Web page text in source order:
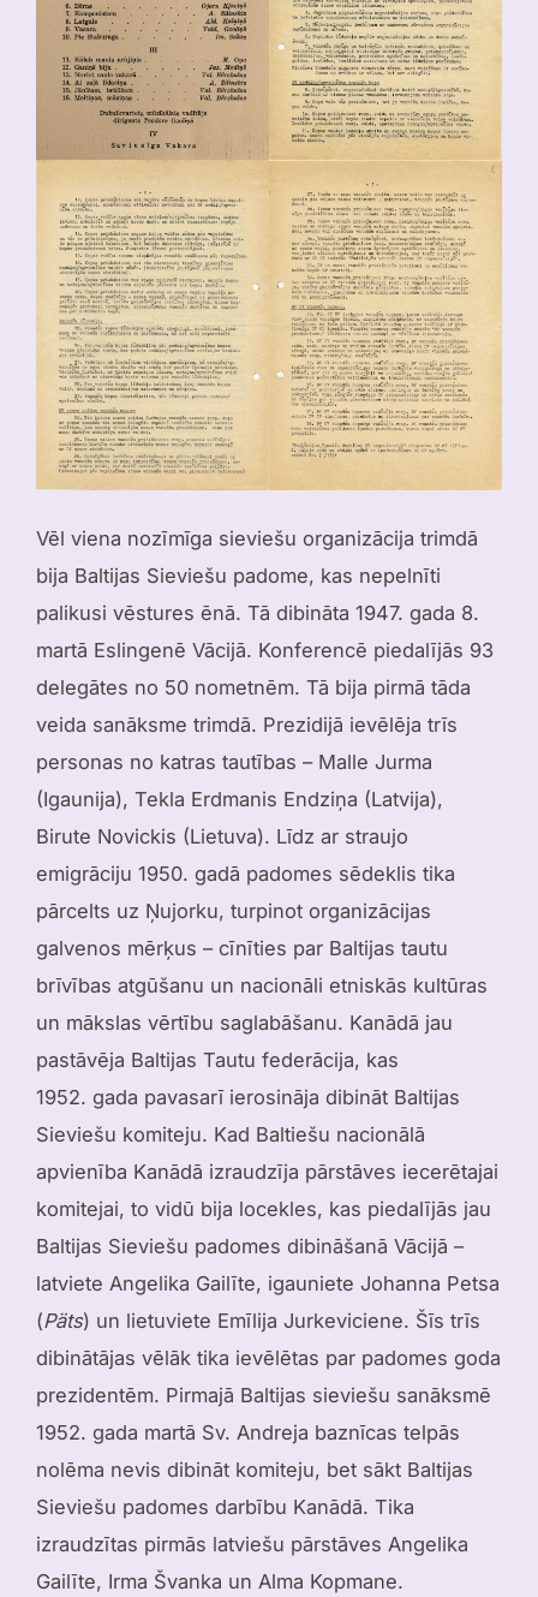
Vēl viena nozīmīga sieviešu organizācija trimdā
bija Baltijas Sieviešu padome, kas nepelnīti
palikusi vēstures ēnā. Tā dibināta 1947. gada 8.
martā Eslingenē Vācijā. Konferencē piedalījās 93
delegātes no 50 nometnēm. Tā bija pirmā tāda
veida sanāksme trimdā. Prezidijā ievēlēja trīs
personas no katras tautības – Malle Jurma
(Igaunija), Tekla Erdmanis Endziņa (Latvija),
Birute Novickis (Lietuva). Līdz ar straujo
emigrāciju 1950. gadā padomes sēdeklis tika
pārcelts uz Ņujorku, turpinot organizācijas
galvenos mērķus – cīnīties par Baltijas tautu
brīvības atgūšanu un nacionāli etniskās kultūras
un mākslas vērtību saglabāšanu. Kanādā jau
pastāvēja Baltijas Tautu federācija, kas
1952. gada pavasarī ierosināja dibināt Baltijas
Sieviešu komiteju. Kad Baltiešu nacionālā
apvienība Kanādā izraudzīja pārstāves iecerētajai
komitejai, to vidū bija locekles, kas piedalījās jau
Baltijas Sieviešu padomes dibināšanā Vācijā –
latviete Angelika Gailīte, igauniete Johanna Petsa
(Päts) un lietuviete Emīlija Jurkeviciene. Šīs trīs
dibinātājas vēlāk tika ievēlētas par padomes goda
prezidentēm. Pirmajā Baltijas sieviešu sanāksmē
1952. gada martā Sv. Andreja baznīcas telpās
nolēma nevis dibināt komiteju, bet sākt Baltijas
Sieviešu padomes darbību Kanādā. Tika
izraudzītas pirmās latviešu pārstāves Angelika
Gailīte, Irma Švanka un Alma Kopmane.